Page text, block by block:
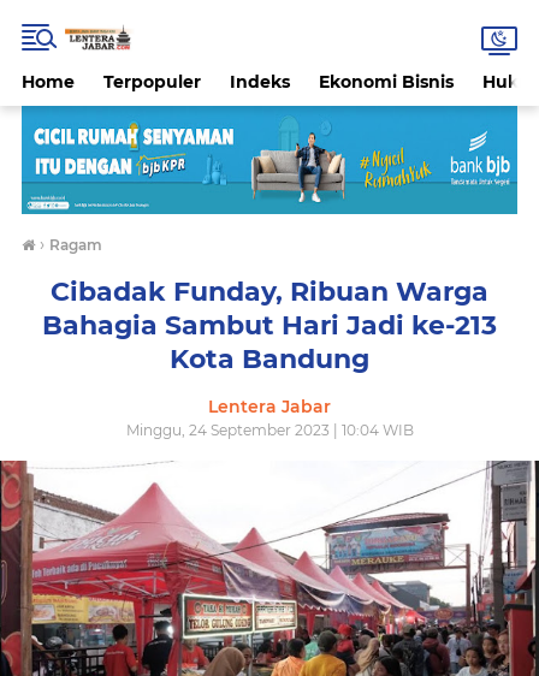
Home Terpopuler Indeks Ekonomi Bisnis
› Ragam
Cibadak Funday, Ribuan Warga
Bahagia Sambut Hari Jadi ke-213
Kota Bandung
Lentera Jabar
Minggu, 24 September 2023 | 10:04 WIB